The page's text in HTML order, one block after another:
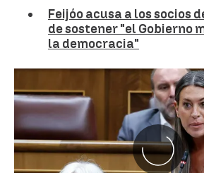
Feijóo acusa a los socios
de sostener "el Gobierno
la democracia"